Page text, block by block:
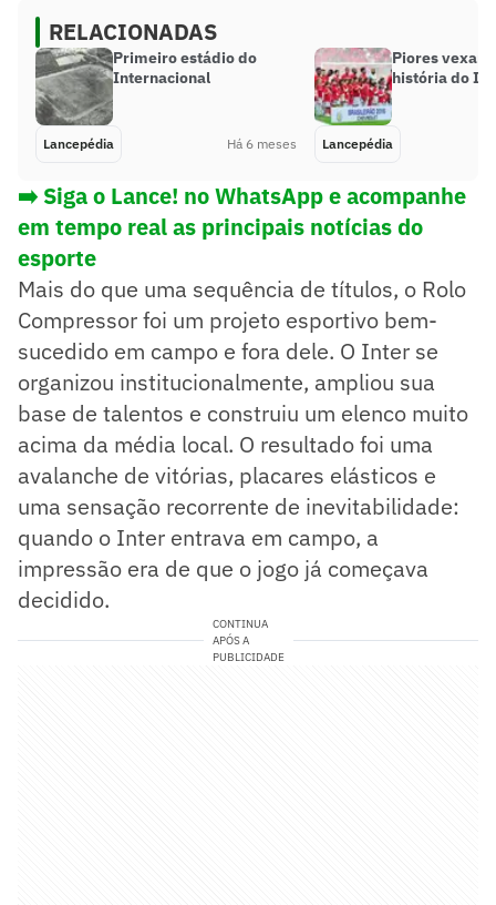
RELACIONADAS
Primeiro estádio do
Internacional
Lancepédia Há 6 meses
Piores
história do
Lancepédia
➡️ Siga o Lance! no WhatsApp e acompanhe
em tempo real as principais notícias do
esporte
Mais do que uma sequência de títulos, o Rolo
Compressor foi um projeto esportivo bem-
sucedido em campo e fora dele. O Inter se
organizou institucionalmente, ampliou sua
base de talentos e construiu um elenco muito
acima da média local. O resultado foi uma
avalanche de vitórias, placares elásticos e
uma sensação recorrente de inevitabilidade:
quando o Inter entrava em campo, a
impressão era de que o jogo já começava
decidido.
CONTINUA
APÓS A
PUBLICIDADE